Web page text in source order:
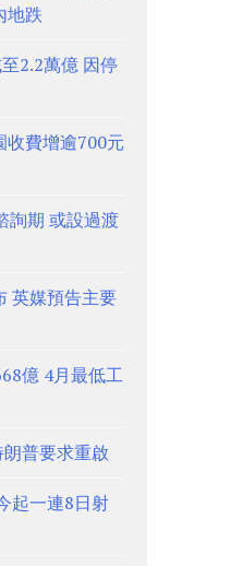
地跌
2.2萬億 因停
收費增逾700元
詢期 或設過渡
英媒預告主要
億 4月最低工
普要求重啟
起一連8日射